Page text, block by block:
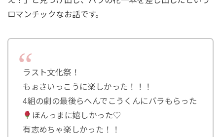
ロマンチックなお話です。
ラスト文化祭！
もぉさいっこうに楽しかった！！！
4組の劇の最後らへんでこうくんにバラもらった
ほんっまに嬉しかった♡
有志めちゃ楽しかった！！